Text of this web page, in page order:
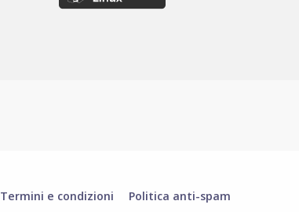
Termini e condizioni Politica anti-spam